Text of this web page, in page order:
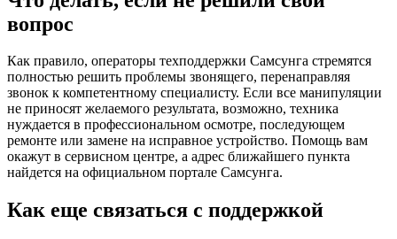
вопрос
Как правило, операторы техподдержки Самсунга стремятся
полностью решить проблемы звонящего, перенаправляя
звонок к компетентному специалисту. Если все манипуляции
не приносят желаемого результата, возможно, техника
нуждается в профессиональном осмотре, последующем
ремонте или замене на исправное устройство. Помощь вам
окажут в сервисном центре, а адрес ближайшего пункта
найдется на официальном портале Самсунга.
Как еще связаться с поддержкой